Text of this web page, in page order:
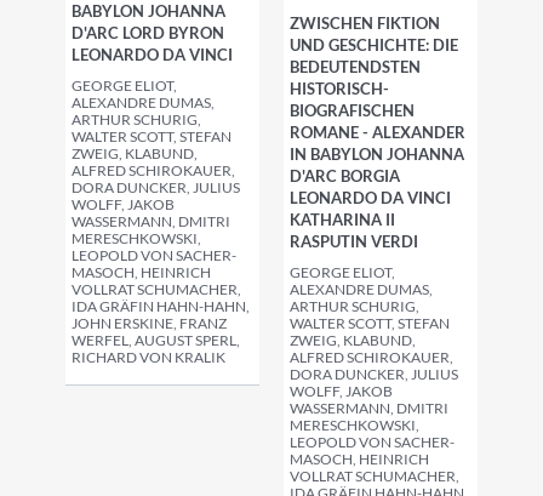
BABYLON JOHANNA
D'ARC LORD BYRON
LEONARDO DA VINCI
GEORGE ELIOT,
ALEXANDRE DUMAS,
ARTHUR SCHURIG,
WALTER SCOTT, STEFAN
ZWEIG, KLABUND,
ALFRED SCHIROKAUER,
DORA DUNCKER, JULIUS
WOLFF, JAKOB
WASSERMANN, DMITRI
MERESCHKOWSKI,
LEOPOLD VON SACHER-
MASOCH, HEINRICH
VOLLRAT SCHUMACHER,
IDA GRÄFIN HAHN-HAHN,
JOHN ERSKINE, FRANZ
WERFEL, AUGUST SPERL,
RICHARD VON KRALIK
ZWISCHEN FIKTION
UND GESCHICHTE: DIE
BEDEUTENDSTEN
HISTORISCH-
BIOGRAFISCHEN
ROMANE - ALEXANDER
IN BABYLON JOHANNA
D'ARC BORGIA
LEONARDO DA VINCI
KATHARINA II
RASPUTIN VERDI
GEORGE ELIOT,
ALEXANDRE DUMAS,
ARTHUR SCHURIG,
WALTER SCOTT, STEFAN
ZWEIG, KLABUND,
ALFRED SCHIROKAUER,
DORA DUNCKER, JULIUS
WOLFF, JAKOB
WASSERMANN, DMITRI
MERESCHKOWSKI,
LEOPOLD VON SACHER-
MASOCH, HEINRICH
VOLLRAT SCHUMACHER,